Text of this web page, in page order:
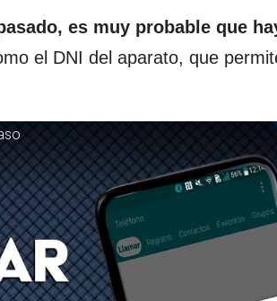
es muy probable que
el DNI del aparato, que